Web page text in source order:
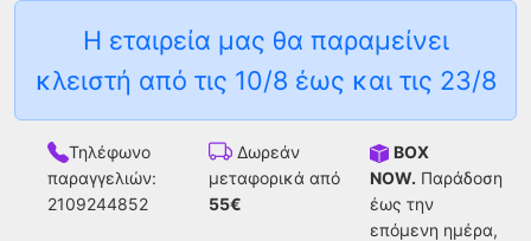
Η εταιρεία μας θα παραμείνει
κλειστή από τις 10/8 έως και τις 23/8
Τηλέφωνο
παραγγελιών:
2109244852
Δωρεάν
μεταφορικά από
55€
BOX
NOW. Παράδοση
έως την
επόμενη ημέρα,